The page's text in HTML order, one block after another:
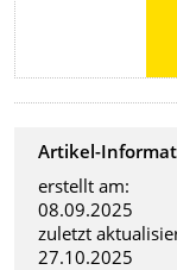
Artikel-
erstellt am:
08.09.2025
zuletzt
27.10.2025